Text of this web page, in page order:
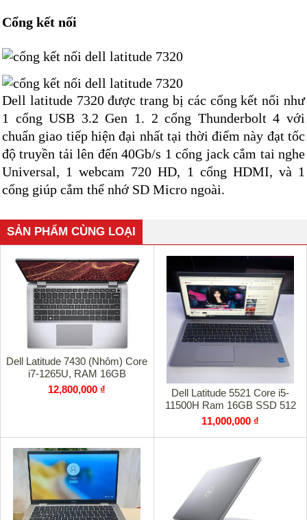
Cổng kết nối
Dell latitude 7320 được trang bị các cổng kết nối như
1 cổng USB 3.2 Gen 1. 2 cổng Thunderbolt 4 với
chuẩn giao tiếp hiện đại nhất tại thời điểm này đạt tốc
độ truyền tải lên đến 40Gb/s 1 cổng jack cắm tai nghe
Universal, 1 webcam 720 HD, 1 cổng HDMI, và 1
cổng giúp cắm thể nhớ SD Micro ngoài.
SẢN PHẨM CÙNG LOẠI
Dell Latitude 7430 (Nhôm) Core
i7-1265U, RAM 16GB
12,800,000 ₫
Dell Latitude 5521 Core i5-
11500H Ram 16GB SSD 512
11,000,000 ₫